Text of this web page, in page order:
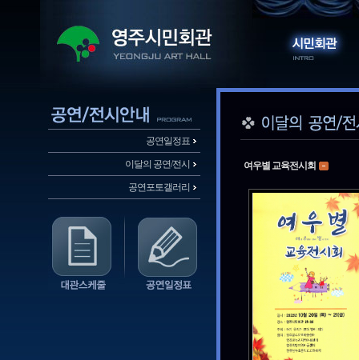
공연일정표
이달의 공연/전시
공연포토갤러리
여우별 교육전시회